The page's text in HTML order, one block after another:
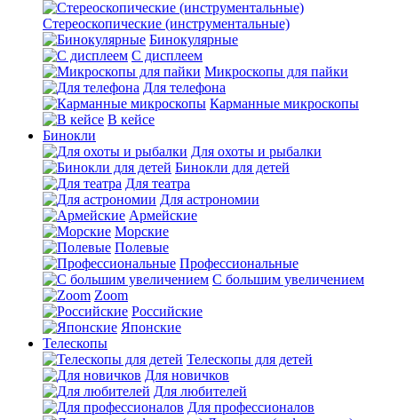
Стереоскопические (инструментальные)
Бинокулярные
С дисплеем
Микроскопы для пайки
Для телефона
Карманные микроскопы
В кейсе
Бинокли
Для охоты и рыбалки
Бинокли для детей
Для театра
Для астрономии
Армейские
Морские
Полевые
Профессиональные
С большим увеличением
Zoom
Российские
Японские
Телескопы
Телескопы для детей
Для новичков
Для любителей
Для профессионалов